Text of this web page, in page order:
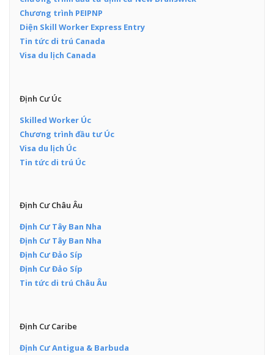
Chương trình PEIPNP
Diện Skill Worker Express Entry
Tin tức di trú Canada
Visa du lịch Canada
Định Cư Úc
Skilled Worker Úc
Chương trình đầu tư Úc
Visa du lịch Úc
Tin tức di trú Úc
Định Cư Châu Âu
Định Cư Tây Ban Nha
Định Cư Tây Ban Nha
Định Cư Đảo Síp
Định Cư Đảo Síp
Tin tức di trú Châu Âu
Định Cư Caribe
Định Cư Antigua & Barbuda